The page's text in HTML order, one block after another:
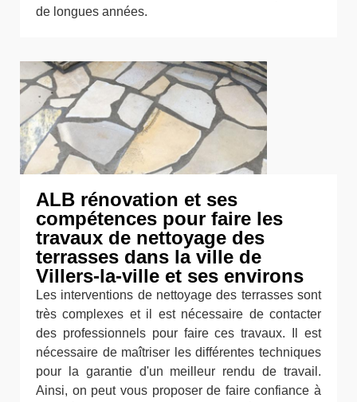
de longues années.
ALB rénovation et ses
compétences pour faire les
travaux de nettoyage des
terrasses dans la ville de
Villers-la-ville et ses environs
Les interventions de nettoyage des terrasses sont
très complexes et il est nécessaire de contacter
des professionnels pour faire ces travaux. Il est
nécessaire de maîtriser les différentes techniques
pour la garantie d'un meilleur rendu de travail.
Ainsi, on peut vous proposer de faire confiance à